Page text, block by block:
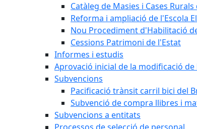
Catàleg de Masies i Cases Rurals
Reforma i ampliació de l'Escola
Nou Procediment d'Habilitació
Cessions Patrimoni de l'Estat
Informes i estudis
Aprovació inicial de la modificació
Subvencions
Pacificació trànsit carril bici del
Subvenció de compra llibres i
Subvencions a entitats